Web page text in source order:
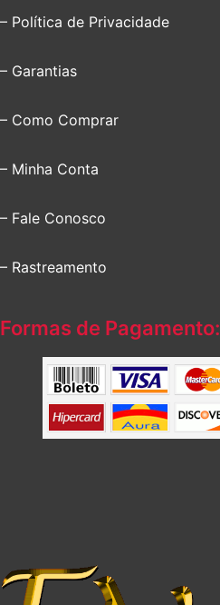
– Política de Privacidade
– Garantias
– Como Comprar
– Minha Conta
– Fale Conosco
– Rastreamento
Formas de Pagamento: